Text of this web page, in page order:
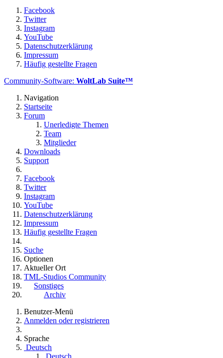
Facebook
Twitter
Instagram
YouTube
Datenschutzerklärung
Impressum
Häufig gestellte Fragen
Community-Software: WoltLab Suite™
Navigation
Startseite
Forum
Unerledigte Themen
Team
Mitglieder
Downloads
Support
Facebook
Twitter
Instagram
YouTube
Datenschutzerklärung
Impressum
Häufig gestellte Fragen
Suche
Optionen
Aktueller Ort
TML-Studios Community
Sonstiges
Archiv
Benutzer-Menü
Anmelden oder registrieren
Sprache
Deutsch
Deutsch